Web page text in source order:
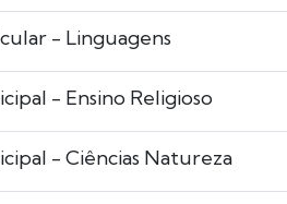
- Linguagens
- Ensino Religioso
- Ciências Natureza